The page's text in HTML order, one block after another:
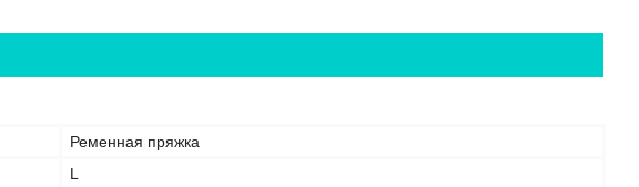
Ременная пряжка
L